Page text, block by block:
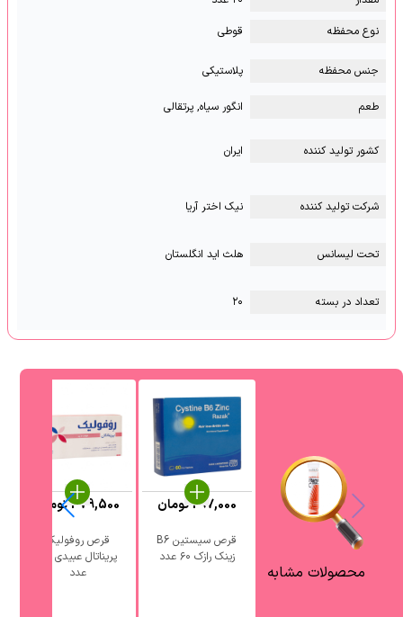
نوع محفظه
قوطی
جنس محفظه پلاستیکی
طعم انگور سیاه, پرتقالی
کشور تولید کننده ایران
شرکت تولید کننده نیک اختر آریا
تحت لیسانس هلث اید انگلستان
تعداد در بسته ۲۰
محصولات مشابه
قرص سیستین B6
زینک رازک ۶۰ عدد
297,000تومان
قرص روفولیک
عدد
379,500تومان